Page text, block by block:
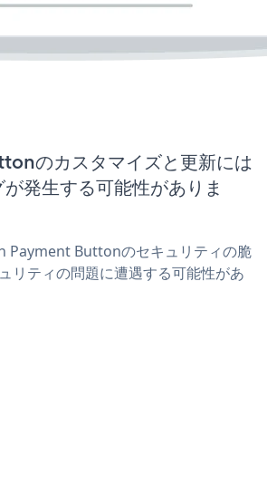
のカスタマイズと更新には
発生する可能性がありま
Payment Buttonのセキュリティの脆
リティの問題に遭遇する可能性があ